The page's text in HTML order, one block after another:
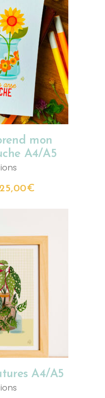
mon
A4/A5
25,00€
A4/A5